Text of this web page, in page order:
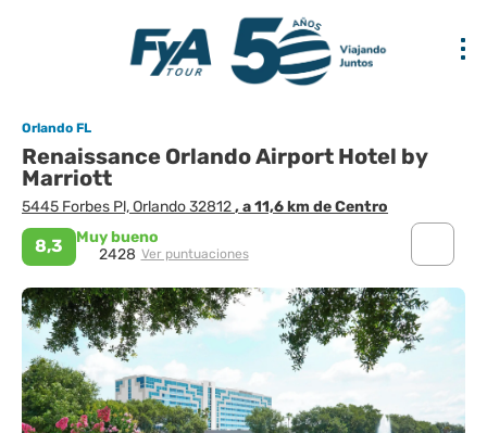
Orlando FL
Renaissance Orlando Airport Hotel by
Marriott
5445 Forbes Pl, Orlando 32812, a 11,6 km de Centro
8,3
Muy bueno
2428 Ver puntuaciones